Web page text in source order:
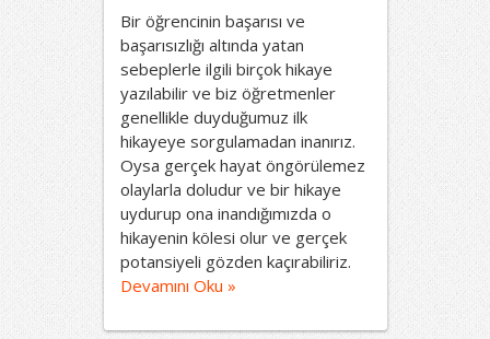
Bir öğrencinin başarısı ve
başarısızlığı altında yatan
sebeplerle ilgili birçok hikaye
yazılabilir ve biz öğretmenler
genellikle duyduğumuz ilk
hikayeye sorgulamadan inanırız.
Oysa gerçek hayat öngörülemez
olaylarla doludur ve bir hikaye
uydurup ona inandığımızda o
hikayenin kölesi olur ve gerçek
potansiyeli gözden kaçırabiliriz.
Devamını Oku »